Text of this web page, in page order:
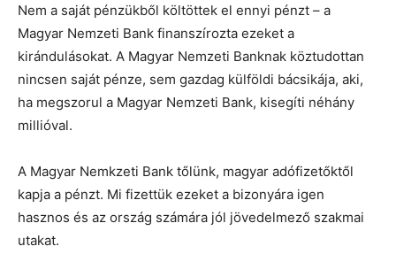
Nem a saját pénzükből költöttek el ennyi pénzt – a
Magyar Nemzeti Bank finanszírozta ezeket a
kirándulásokat. A Magyar Nemzeti Banknak köztudottan
nincsen saját pénze, sem gazdag külföldi bácsikája, aki,
ha megszorul a Magyar Nemzeti Bank, kisegíti néhány
millióval.
A Magyar Nemkzeti Bank tőlünk, magyar adófizetőktől
kapja a pénzt. Mi fizettük ezeket a bizonyára igen
hasznos és az ország számára jól jövedelmező szakmai
utakat.